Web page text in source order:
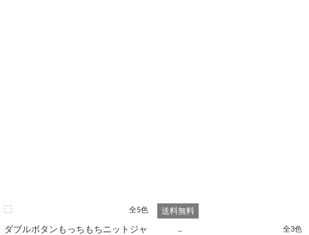
全5色
ダブルボタンもっちもちニットジャ
送料無料
全3色